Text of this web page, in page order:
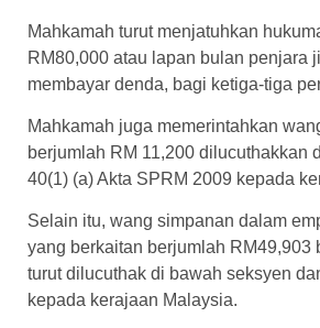
Mahkamah turut menjatuhkan
RM80,000 atau lapan bulan penjara
membayar denda, bagi ketiga-tiga
Mahkamah juga memerintahkan
berjumlah RM 11,200 dilucuthakkan
40(1) (a) Akta SPRM 2009 kepada
Selain itu, wang simpanan dalam
yang berkaitan berjumlah RM49,903
turut dilucuthak di bawah seksyen
kepada kerajaan Malaysia.